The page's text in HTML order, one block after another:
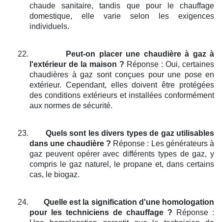
chaude sanitaire, tandis que pour le chauffage
domestique, elle varie selon les exigences
individuels.
22.
Peut-on placer une chaudière à gaz à
l'extérieur de la maison ? Réponse : Oui, certaines
chaudières à gaz sont conçues pour une pose en
extérieur. Cependant, elles doivent être protégées
des conditions extérieurs et installées conformément
aux normes de sécurité.
23.
Quels sont les divers types de gaz utilisables
dans une chaudière ? Réponse : Les générateurs à
gaz peuvent opérer avec différents types de gaz, y
compris le gaz naturel, le propane et, dans certains
cas, le biogaz.
24.
Quelle est la signification d'une homologation
pour les techniciens de chauffage ? Réponse :